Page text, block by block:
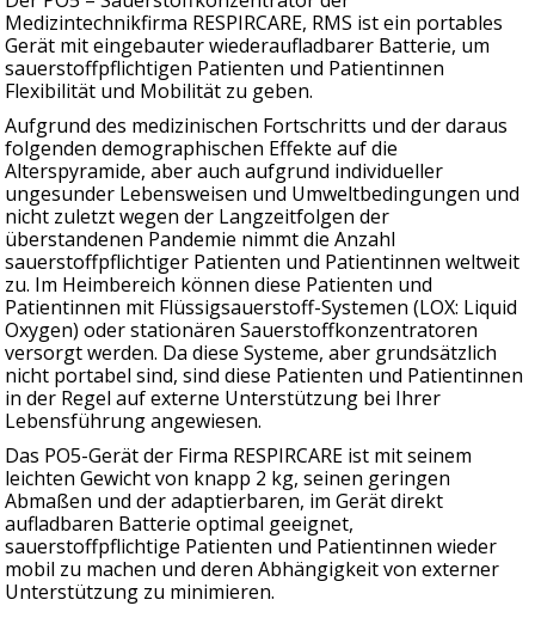
Medizintechnikfirma RESPIRCARE, RMS ist ein portables
Gerät mit eingebauter wiederaufladbarer Batterie, um
sauerstoffpflichtigen Patienten und Patientinnen
Flexibilität und Mobilität zu geben.
Aufgrund des medizinischen Fortschritts und der daraus
folgenden demographischen Effekte auf die
Alterspyramide, aber auch aufgrund individueller
ungesunder Lebensweisen und Umweltbedingungen und
nicht zuletzt wegen der Langzeitfolgen der
überstandenen Pandemie nimmt die Anzahl
sauerstoffpflichtiger Patienten und Patientinnen weltweit
zu. Im Heimbereich können diese Patienten und
Patientinnen mit Flüssigsauerstoff-Systemen (LOX: Liquid
Oxygen) oder stationären Sauerstoffkonzentratoren
versorgt werden. Da diese Systeme, aber grundsätzlich
nicht portabel sind, sind diese Patienten und Patientinnen
in der Regel auf externe Unterstützung bei Ihrer
Lebensführung angewiesen.
Das PO5-Gerät der Firma RESPIRCARE ist mit seinem
leichten Gewicht von knapp 2 kg, seinen geringen
Abmaßen und der adaptierbaren, im Gerät direkt
aufladbaren Batterie optimal geeignet,
sauerstoffpflichtige Patienten und Patientinnen wieder
mobil zu machen und deren Abhängigkeit von externer
Unterstützung zu minimieren.